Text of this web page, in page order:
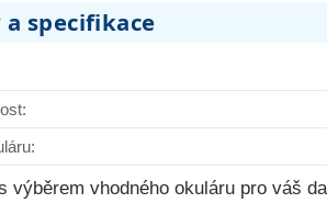
specifikace
výběrem vhodného okuláru pro váš